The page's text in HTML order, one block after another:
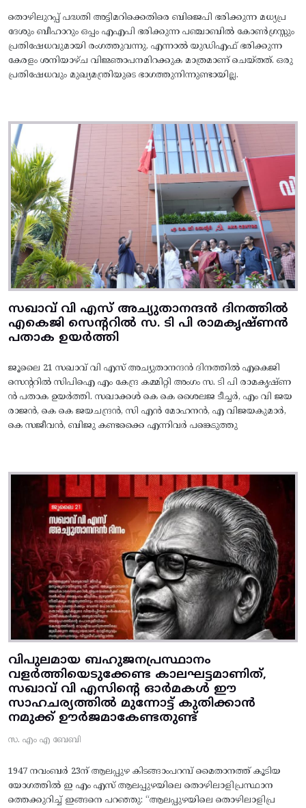
തൊഴിലുറപ്പ് പദ്ധതി അട്ടിമറിക്കെതിരെ ബിജെപി ഭരിക്കുന്ന മധ്യപ്ര
ദേശും ബീഹാറും ഒപ്പം എഎപി ഭരിക്കുന്ന പഞ്ചാബിൽ കോൺഗ്രസ്സും
പ്രതിഷേധവുമായി രംഗത്തുവന്നു. എന്നാൽ യുഡിഎഫ് ഭരിക്കുന്ന
കേരളം ശനിയാഴ്ച വിജ്ഞാപനമിറക്കുക മാത്രമാണ് ചെയ്തത്. ഒരു
പ്രതിഷേധവും മുഖ്യമന്ത്രിയുടെ ഭാഗത്തുനിന്നുണ്ടായില്ല.
സഖാവ് വി എസ് അച്യുതാനന്ദൻ ദിനത്തിൽ
എകെജി സെന്ററിൽ സ. ടി പി രാമകൃഷ്‌ണൻ
പതാക ഉയർത്തി
ജൂലൈ 21 സഖാവ് വി എസ് അച്യുതാനന്ദൻ ദിനത്തിൽ എകെജി
സെന്ററിൽ സിപിഐ എം കേന്ദ്ര കമ്മിറ്റി അംഗം സ. ടി പി രാമകൃഷ്‌ണ
ൻ പതാക ഉയർത്തി. സഖാക്കൾ കെ കെ ശൈലജ ടീച്ചർ, എം വി ജയ
രാജൻ, കെ കെ ജയചന്ദ്രൻ, സി എൻ മോഹനൻ, എ വിജയകുമാർ,
കെ സജീവൻ, ബിജു കണ്ടക്കൈ എന്നിവർ പങ്കെടുത്തു
വിപുലമായ ബഹുജനപ്രസ്ഥാനം
വളർത്തിയെടുക്കേണ്ട കാലഘട്ടമാണിത്,
സഖാവ് വി എസിന്റെ ഓർമകൾ ഈ
സാഹചര്യത്തിൽ മുന്നോട്ട്‌ കുതിക്കാൻ
നമുക്ക് ഊർജമാകേണ്ടതുണ്ട്
സ. എം എ ബേബി
1947 നവംബർ 23ന് ആലപ്പുഴ കിടങ്ങാംപറമ്പ്‌ മൈതാനത്ത്‌ കൂടിയ
യോഗത്തിൽ ഇ എം എസ് ആലപ്പുഴയിലെ തൊഴിലാളിപ്രസ്ഥാന
ത്തെക്കുറിച്ച് ഇങ്ങനെ പറഞ്ഞു: “ആലപ്പുഴയിലെ തൊഴിലാളിപ്ര